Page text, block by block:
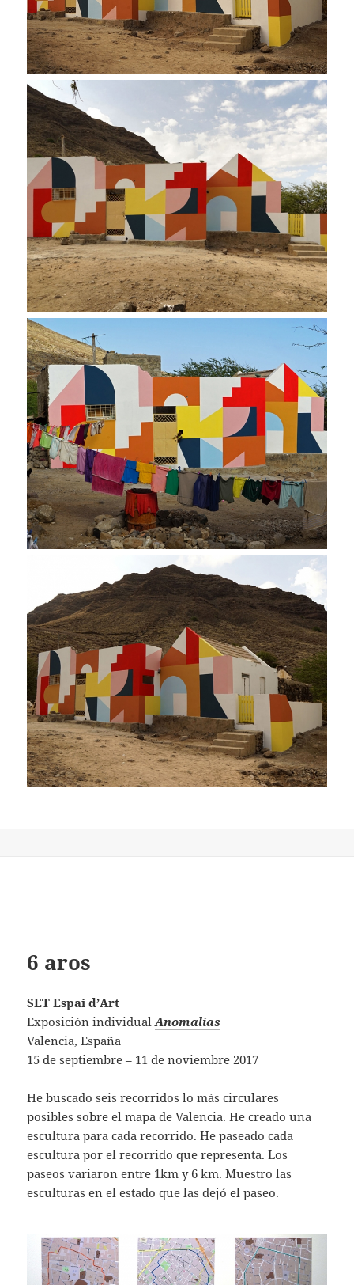
6 aros
SET Espai d’Art
Exposición individualAnomalías
Valencia, España
15 de septiembre – 11 de noviembre 2017
He buscado seis recorridos lo más circulares
posibles sobre el mapa de Valencia. He creado una
escultura para cada recorrido. He paseado cada
escultura por el recorrido que representa. Los
paseos variaron entre 1km y 6 km. Muestro las
esculturas en el estado que las dejó el paseo.